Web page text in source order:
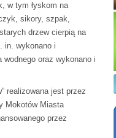
w tym łyskom na
sikory, szpak,
drzew cierpią na
in. wykonano i
oraz wykonano i
realizowana jest przez
Mokotów Miasta
przez